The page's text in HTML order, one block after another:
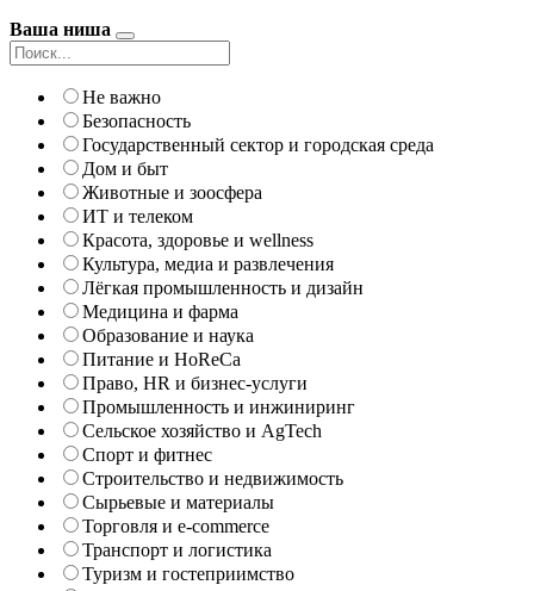
Ваша ниша
Не важно
Безопасность
Государственный сектор и городская среда
Дом и быт
Животные и зоосфера
ИТ и телеком
Красота, здоровье и wellness
Культура, медиа и развлечения
Лёгкая промышленность и дизайн
Медицина и фарма
Образование и наука
Питание и HoReCa
Право, HR и бизнес-услуги
Промышленность и инжиниринг
Сельское хозяйство и AgTech
Спорт и фитнес
Строительство и недвижимость
Сырьевые и материалы
Торговля и e-commerce
Транспорт и логистика
Туризм и гостеприимство